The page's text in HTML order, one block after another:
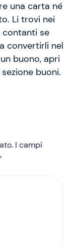
una carta né
Li trovi nei
contanti se
convertirli nel
buono, apri
buoni.
I campi